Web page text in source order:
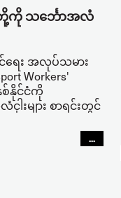
ငံတို့ကို သင်္ဘောအလံ
ေး အလုပ်သမား
Workers'
စ်နိုင်ငံကို
းများ စာရင်းတွင်
...